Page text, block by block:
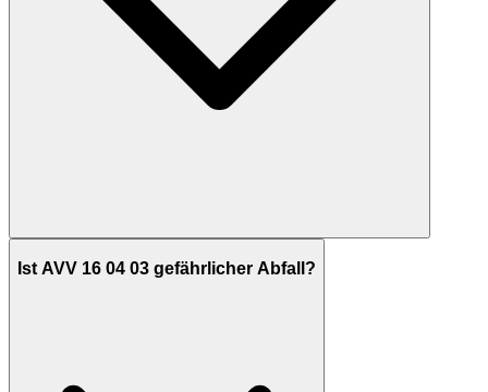
Ist AVV 16 04 03 gefährlicher Abfall?